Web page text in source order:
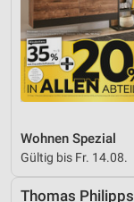
Wohnen Spezial
Gültig bis Fr. 14.08.
Thomas Philipps